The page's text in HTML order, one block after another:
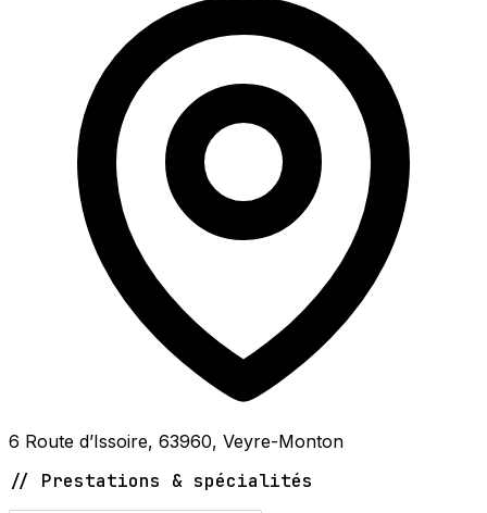
6 Route d’Issoire, 63960, Veyre-Monton
// Prestations & spécialités